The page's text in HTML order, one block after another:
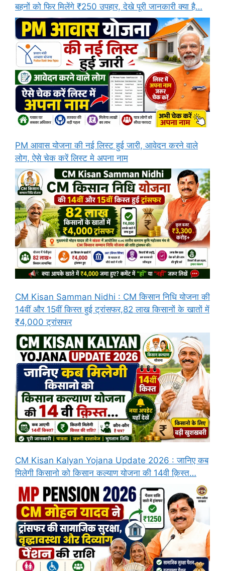
बहनों को फिर मिलेंगे ₹250 उपहार, देखे पूरी जानकारी क्या है…
PM आवास योजना की नई लिस्ट हुई जारी, आवेदन करने वाले
लोग, ऐसे चेक करें लिस्ट मे अपना नाम
CM Kisan Samman Nidhi : CM किसान निधि योजना की
14वीं और 15वीं किस्त हुई ट्रांसफर,82 लाख किसानों के खातों में
₹4,000 ट्रांसफर
CM Kisan Kalyan Yojana Update 2026 : जानिए कब
मिलेगी किसानो को किसान कल्याण योजना की 14वी क़िस्त…